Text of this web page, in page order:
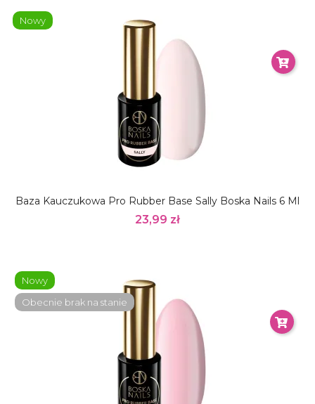
Baza Kauczukowa Pro Rubber Base Sally Boska Nails 6 Ml
23,99 zł
Nowy
Nowy
Obecnie brak na stanie